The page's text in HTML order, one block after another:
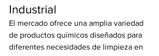
Industrial
El mercado ofrece una amplia variedad
de productos químicos diseñados para
diferentes necesidades de limpieza en